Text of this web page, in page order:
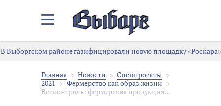
Закрыть/
меню
В Выборгском районе газифицировали новую площадку «Роскара»
Главная Новости
Спецпроекты
2021
Фермерство как образ жизни
Ветконтроль: фермерская продукция...